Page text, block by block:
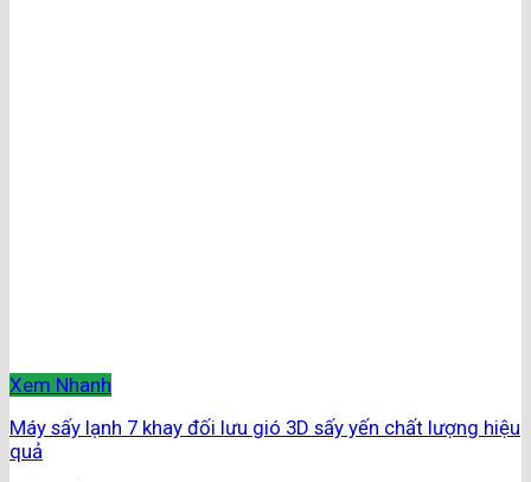
Xem Nhanh
Máy sấy lạnh 7 khay đối lưu gió 3D sấy yến chất lượng hiệu
quả